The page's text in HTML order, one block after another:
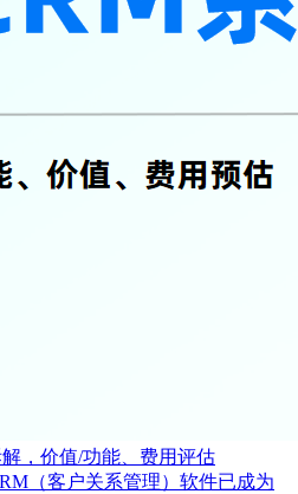
，价值/功能、费用评估
（客户关系管理）软件已成为